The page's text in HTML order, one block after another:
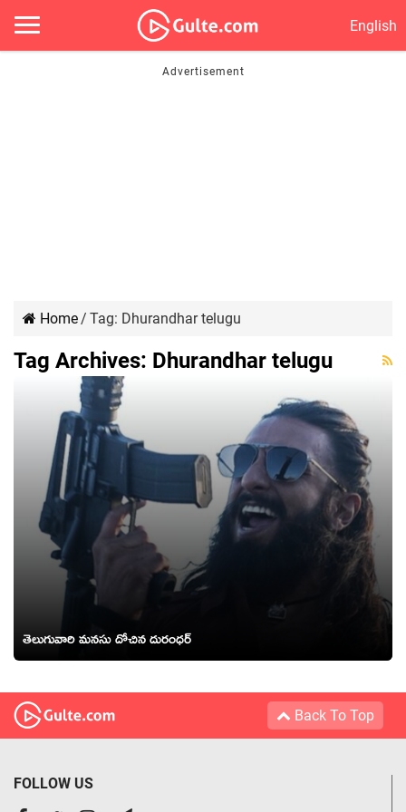
English
Home/ Tag: Dhurandhar telugu
Tag Archives: Dhurandhar telugu
తెలుగువారి మ‌న‌సు దోచిన‌ దురంధ‌ర్
Back To Top
FOLLOW US